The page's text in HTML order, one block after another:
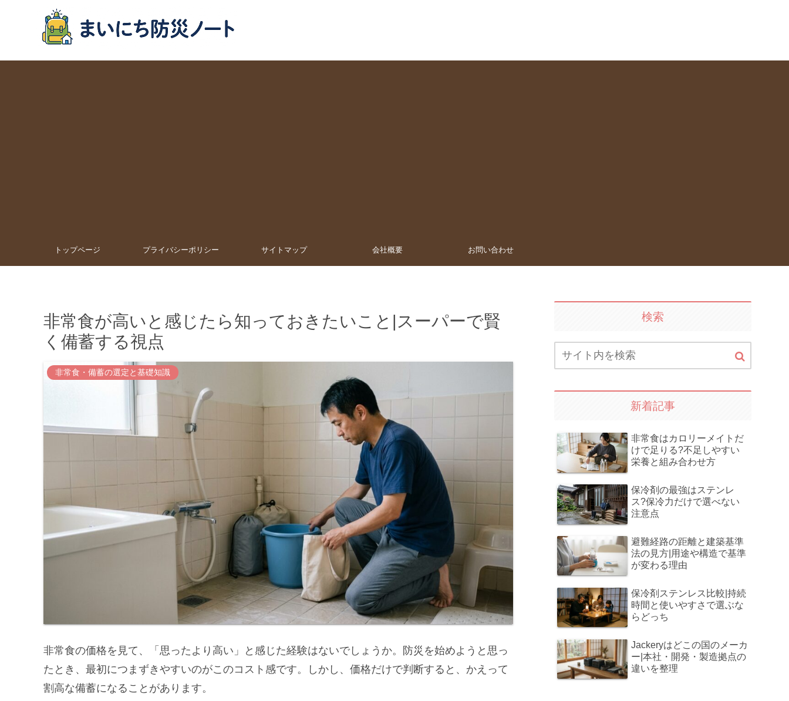
トップページ プライバシーポリシー サイトマップ 会社概要 お問い合わせ
非常食が高いと感じたら知っておきたいこと|スーパーで賢
く備蓄する視点
非常食・備蓄の選定と基礎知識
非常食の価格を見て、「思ったより高い」と感じた経験はないでしょうか。防災を始めようと思っ
たとき、最初につまずきやすいのがこのコスト感です。しかし、価格だけで判断すると、かえって
割高な備蓄になることがあります。
検索
新着記事
非常食はカロリーメイトだ
けで足りる?不足しやすい
栄養と組み合わせ方
保冷剤の最強はステンレ
ス?保冷力だけで選べない
注意点
避難経路の距離と建築基準
法の見方|用途や構造で基準
が変わる理由
保冷剤ステンレス比較|持続
時間と使いやすさで選ぶな
らどっち
Jackeryはどこの国のメーカ
ー|本社・開発・製造拠点の
違いを整理